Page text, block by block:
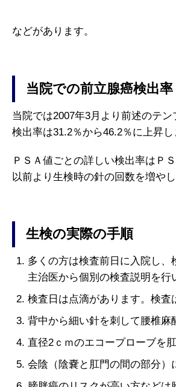
などがあります。
当院での前立腺癌検出率
当院では2007年3月より前述のテ
検出率は31.2％から46.2％に上昇し
ＰＳＡ値ごとの詳しい検出率はＰ
以前より生検時の針の回数を増や
生検の実際の手順
多くの方は検査前日に入院し
主治医から個別の検査説明を行
検査日は点滴があります。検査
背中から細い針を刺して腰椎麻
直径2ｃｍのエコープローブを
会陰（陰嚢と肛門の間の部分）